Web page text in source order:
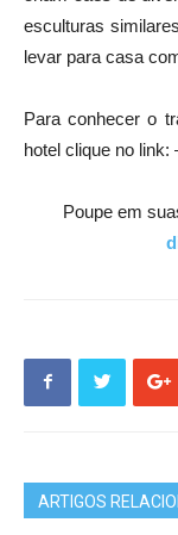
esculturas
levar para casa
Para conhecer o
hotel clique no link:
Poupe em
ARTIGOS